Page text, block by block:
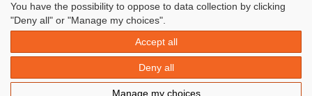
You have the possibility to oppose to data collection by clicking
"Deny all" or "Manage my choices".
Accept all
Deny all
Manage my choices